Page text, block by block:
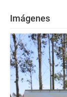
Imágenes